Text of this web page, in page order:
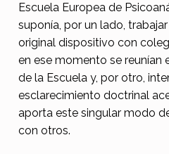
i
s
p
o
s
i
Escuela Europea de
suponía, por un lado,
original dispositivo con
en ese momento se reunían
de la Escuela y, por otro,
esclarecimiento doctrinal
aporta este singular modo
con otros.